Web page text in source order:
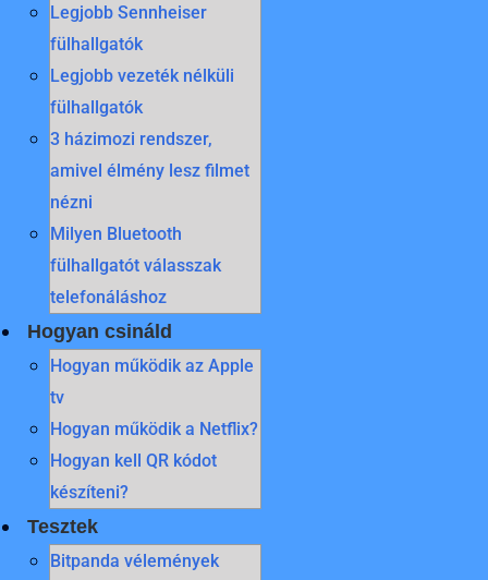
Legjobb Sennheiser
fülhallgatók
Legjobb vezeték nélküli
fülhallgatók
3 házimozi rendszer,
amivel élmény lesz filmet
nézni
Milyen Bluetooth
fülhallgatót válasszak
telefonáláshoz
Hogyan csináld
Hogyan működik az Apple
tv
Hogyan működik a Netflix?
Hogyan kell QR kódot
készíteni?
Tesztek
Bitpanda vélemények